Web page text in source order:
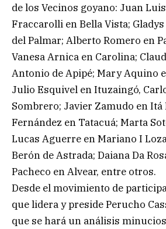
de los Vecinos goyano: Juan
Fraccarolli en Bella Vista;
del Palmar; Alberto Romero en
Vanesa Arnica en Carolina;
Antonio de Apipé; Mary Aquino
Julio Esquivel en Ituzaingó,
Sombrero; Javier Zamudo en Itá
Fernández en Tatacuá; Marta
Lucas Aguerre en Mariano I
Berón de Astrada; Daiana Da
Pacheco en Alvear, entre otros.
Desde el movimiento de
que lidera y preside Perucho
que se hará un análisis